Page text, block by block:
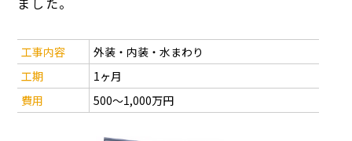
工事内容
外装・内装・水まわり
工期
1ヶ月
費用
500～1,000万円